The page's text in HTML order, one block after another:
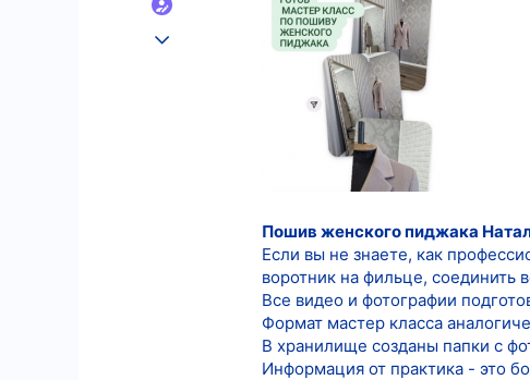
Пошив женского пиджака
Если вы не знаете, как
воротник на фильце, соединить
Все видео и фотографии
Формат мастер класса
В хранилище созданы папки с
Информация от практика - это